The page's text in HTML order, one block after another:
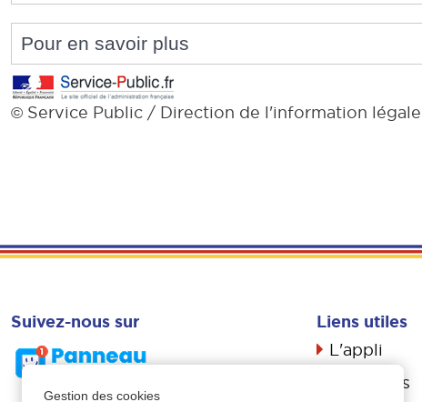
Gestion des cookies
Pour en savoir plus
© Service Public / Direction de l'information
Suivez-nous sur Liens utiles
L'appli
Actualités